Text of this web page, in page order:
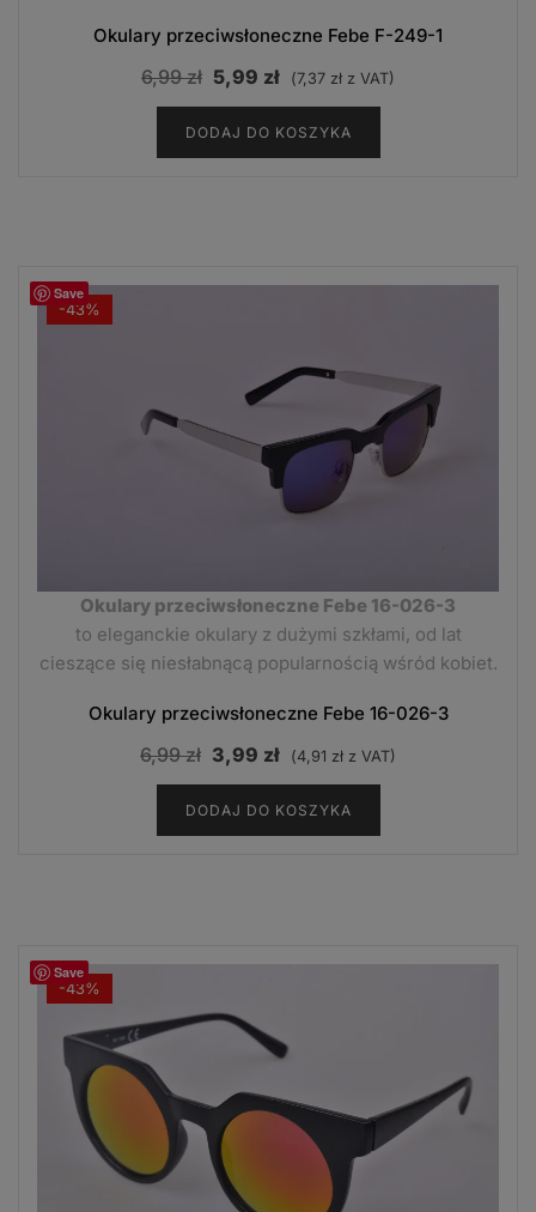
Okulary przeciwsłoneczne Febe F-249-1
6,99zł Pierwotna
cena
wynosiła:
6,99 zł.
5,99 zł Aktualna
cena
wynosi:
5,99 zł.
(7,37 zł z VAT)
DODAJ DO KOSZYKA
Save
-43%
Okulary przeciwsłoneczne Febe 16-026-3
to eleganckie okulary z dużymi szkłami, od lat
cieszące się niesłabnącą popularnością wśród kobiet.
Okulary przeciwsłoneczne Febe 16-026-3
6,99zł Pierwotna
cena
wynosiła:
6,99 zł.
3,99 zł Aktualna
cena
wynosi:
3,99 zł.
(4,91 zł z VAT)
DODAJ DO KOSZYKA
Save
-43%